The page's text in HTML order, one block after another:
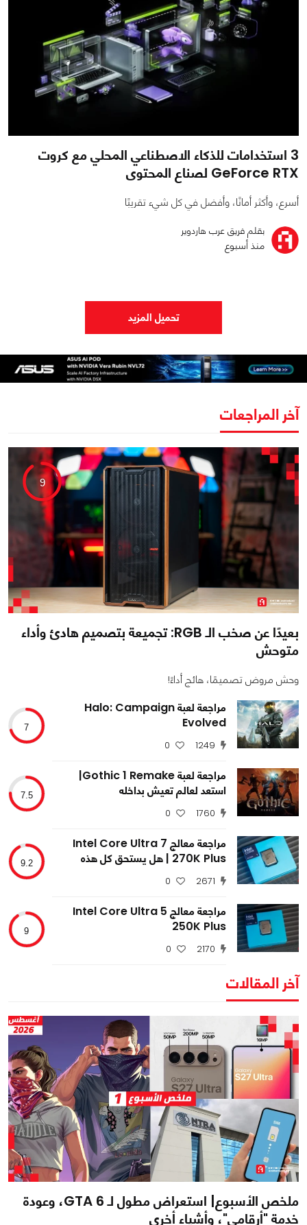
3 استخدامات للذكاء الاصطناعي المحلي مع كروت
GeForce RTX لصناع المحتوى
أسرع، وأكثر أمانًا، وأفضل في كل شيء تقريبًا
بقلم فريق عرب هاردوير
منذ أسبوع
تحميل المزيد
آخر المراجعات
9
بعيدًا عن صخب الـ RGB: تجميعة بتصميم هادئ وأداء
متوحش
وحش مروض تصميمًا، هائج أداءً!
مراجعة لعبة Halo: Campaign
Evolved
1249
0
7
مراجعة لعبة Gothic 1 Remake|
استعد لعالم تعيش بداخله
1760
0
7.5
مراجعة معالج Intel Core Ultra 7
270K Plus | هل يستحق كل هذه
الضجة؟
2671
0
9.2
مراجعة معالج Intel Core Ultra 5
250K Plus
2170
0
9
آخر المقالات
ملخص الأسبوع| استعراض مطول لـ GTA 6، وعودة
خدمة "أرقامي"، وأشياء أخرى